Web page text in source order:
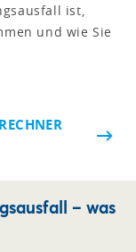
ist,
und wie Sie
– was